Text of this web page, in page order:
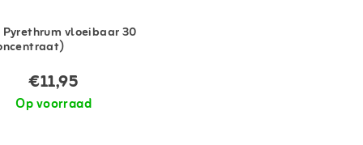
Pyrethrum vloeibaar 30
€11,95
Op voorraad